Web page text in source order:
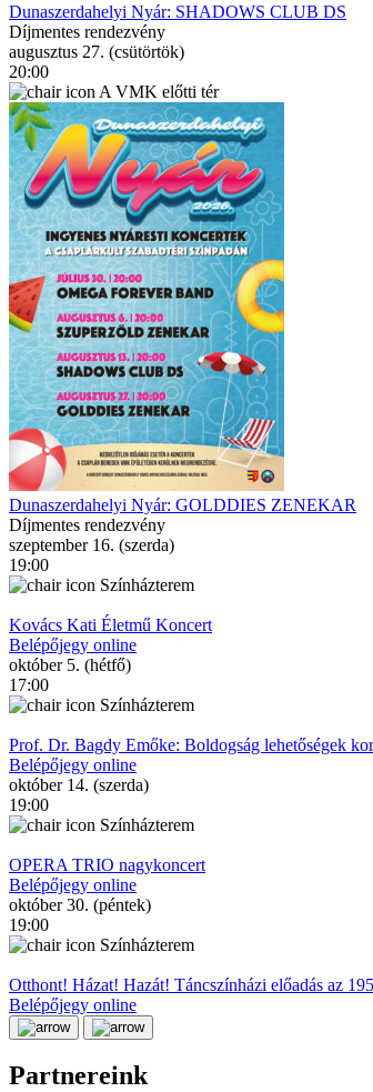
Dunaszerdahelyi Nyár: SHADOWS CLUB DS
Díjmentes rendezvény
augusztus 27. (csütörtök)
20:00
A VMK előtti tér
Dunaszerdahelyi Nyár: GOLDDIES ZENEKAR
Díjmentes rendezvény
szeptember 16. (szerda)
19:00
Színházterem
Kovács Kati Életmű Koncert
Belépőjegy online
október 5. (hétfő)
17:00
Színházterem
Prof. Dr. Bagdy Emőke: Boldogság lehetőségek
Belépőjegy online
október 14. (szerda)
19:00
Színházterem
OPERA TRIO nagykoncert
Belépőjegy online
október 30. (péntek)
19:00
Színházterem
Otthont! Házat! Hazát! Táncszínházi előadás az
Belépőjegy online
Partnereink